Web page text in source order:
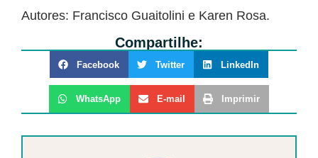
Autores: Francisco Guaitolini e Karen Rosa.
Compartilhe:
Facebook Twitter LinkedIn
WhatsApp E-mail Imprimir